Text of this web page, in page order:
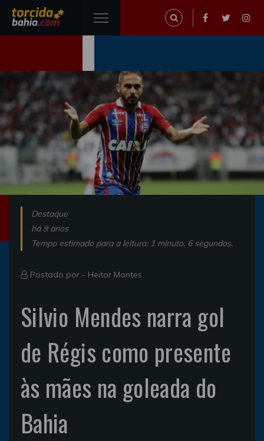
Destaque
há 9 anos
Tempo estimado para a leitura: 1 minuto, 6 segundos.
Postado por - Heitor Montes
Silvio Mendes narra gol
de Régis como presente
às mães na goleada do
Bahia